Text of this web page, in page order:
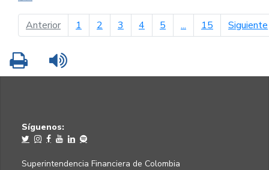
Anteriorpágina anterior
1 2 3 4 5 ... 15 Siguiente
Imprimir
Síguenos:
Superintendencia Financiera de Colombia